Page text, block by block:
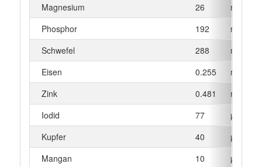
Magnesium
26
mg
Phosphor
192
mg
Schwefel
288
mg
Eisen
0.255
mg
Zink
0.481
mg
Iodid
77
µg
Kupfer
40
µg
Mangan
10 µg